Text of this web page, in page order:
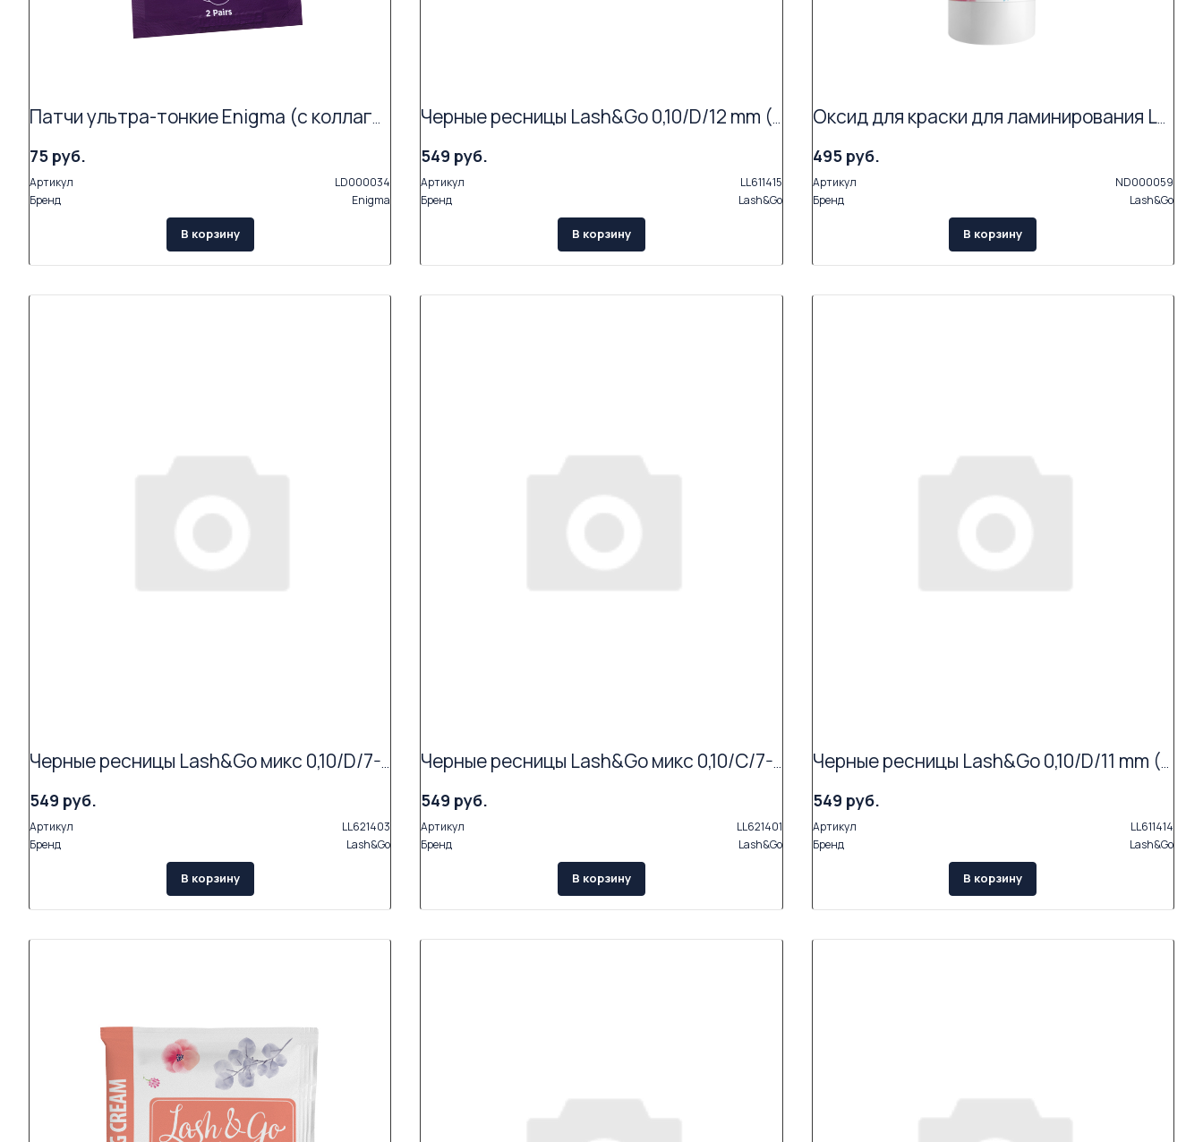
Патчи ультра-тонкие Enigma (с коллагеном и экстрактами растений, 2 пары в упаковке)
75 руб.
Артикул
LD000034
Бренд
Enigma
В корзину
Черные ресницы Lash&Go 0,10/D/12 mm (16 линий)
549 руб.
Артикул
LL611415
Бренд
Lash&Go
В корзину
Оксид для краски для ламинирования Lash&Go
495 руб.
Артикул
ND000059
Бренд
Lash&Go
В корзину
Черные ресницы Lash&Go микс 0,10/D/7-14 mm (16 линий)
549 руб.
Артикул
LL621403
Бренд
Lash&Go
В корзину
Черные ресницы Lash&Go микс 0,10/C/7-14 mm (16 линий)
549 руб.
Артикул
LL621401
Бренд
Lash&Go
В корзину
Черные ресницы Lash&Go 0,10/D/11 mm (16 линий)
549 руб.
Артикул
LL611414
Бренд
Lash&Go
В корзину